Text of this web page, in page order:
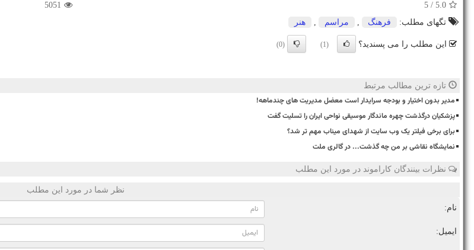
5.0
/ 5
5051
تگهای مطلب:
فرهنگ , مراسم , هنر
این مطلب را می پسندید؟ (1)
(0)
تازه ترین مطالب مرتبط
مدیر بدون اختیار و بودجه سرایدار است معضل مدیریت های چندماهه!
پزشکیان درگذشت چهره ماندگار موسیقی نواحی ایران را تسلیت گفت
برای برخی فیلتر یک وب سایت از شهدای میناب مهم تر شد؟
نمایشگاه نقاشی بر من چه گذشت... در گالری ملت
نظرات بینندگان کاراموند در مورد این مطلب
نظر شما در مورد این مطلب
نام:
ایمیل: